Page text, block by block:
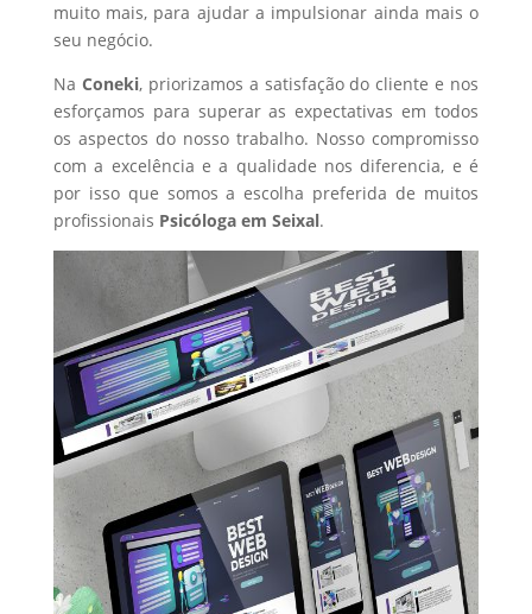
muito mais, para ajudar a impulsionar ainda mais o
seu negócio.
Na Coneki, priorizamos a satisfação do cliente e nos
esforçamos para superar as expectativas em todos
os aspectos do nosso trabalho. Nosso compromisso
com a excelência e a qualidade nos diferencia, e é
por isso que somos a escolha preferida de muitos
profissionais Psicólogaem Seixal.